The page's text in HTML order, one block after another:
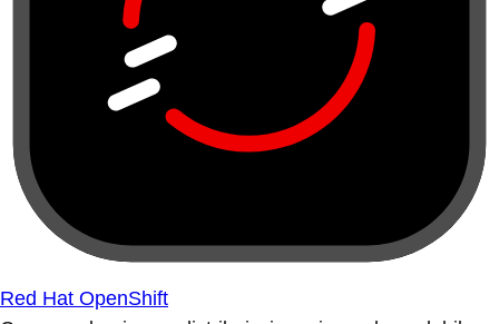
Red Hat OpenShift